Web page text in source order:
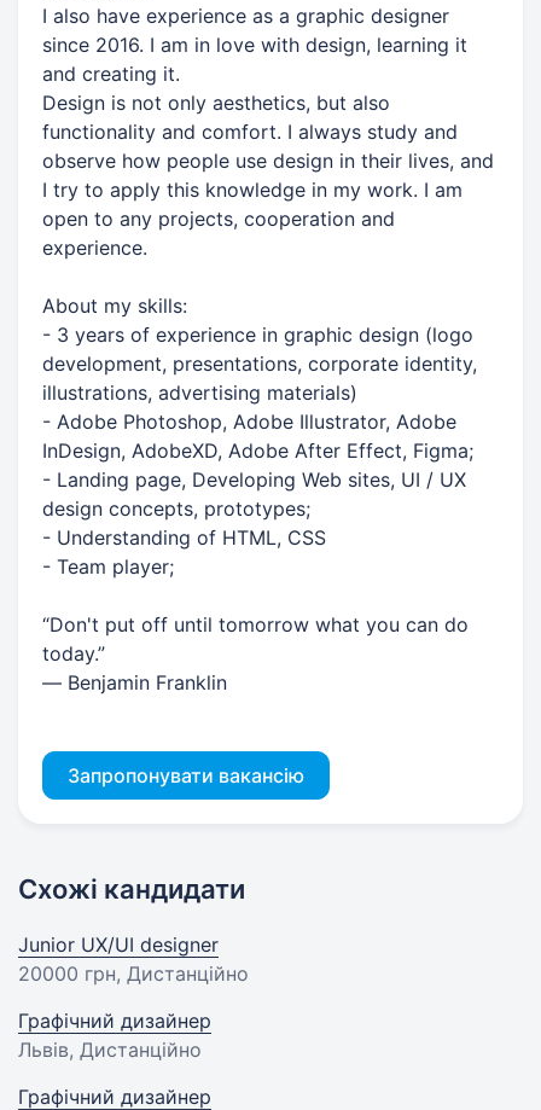
I also have experience as a graphic designer
since 2016. I am in love with design, learning it
and creating it.
Design is not only aesthetics, but also
functionality and comfort. I always study and
observe how people use design in their lives, and
I try to apply this knowledge in my work. I am
open to any projects, cooperation and
experience.
About my skills:
- 3 years of experience in graphic design (logo
development, presentations, corporate identity,
illustrations, advertising materials)
- Adobe Photoshop, Adobe Illustrator, Adobe
InDesign, AdobeXD, Adobe After Effect, Figma;
- Landing page, Developing Web sites, UI / UX
design concepts, prototypes;
- Understanding of HTML, CSS
- Team player;
“Don't put off until tomorrow what you can do
today.”
― Benjamin Franklin
Запропонувати вакансію
Схожі кандидати
Junior UX/UI designer
20000 грн, Дистанційно
Графічний дизайнер
Львів, Дистанційно
Графічний дизайнер